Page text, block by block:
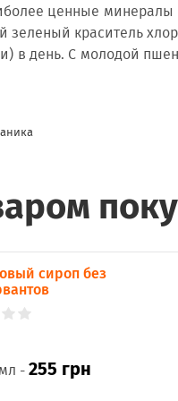
ценные минералы
зеленый краситель
в день. С молодой
сироп без
-255 грн